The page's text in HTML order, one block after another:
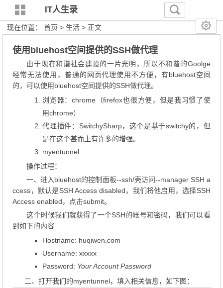
IT人生录
现在位置：首页 > 生活 > 正文
使用bluehost空间提供的SSH做代理
由于现在和谐社会建设的一片光明，所以不和谐的Goolge
经常无法使用，普通的网页代理使用不方便，有bluehost空间
的，可以使用bluehost空间提供的SSH做代理。
浏览器：chrome（firefox也很方便，但是我习惯了使
用chrome）
代理插件： SwitchySharp，这个是基于switchy的，但
是在这个甚而上有许多的增强。
myentunnel
操作过程：
一、进入bluehost的控制面板--ssh/壳访问--manager SSH a
ccess，默认是SSH Access disabled，我们将他启用，选择SSH
Access enabled，点击submit。
这个时候我们就获得了一个SSH的帐号和密码，我们可以看
到如下的内容
Hostname: huqiwen.com
Username: xxxxx
Password: Your Account Password
二、打开我们的myentunnel，填入相关信息，如下图：